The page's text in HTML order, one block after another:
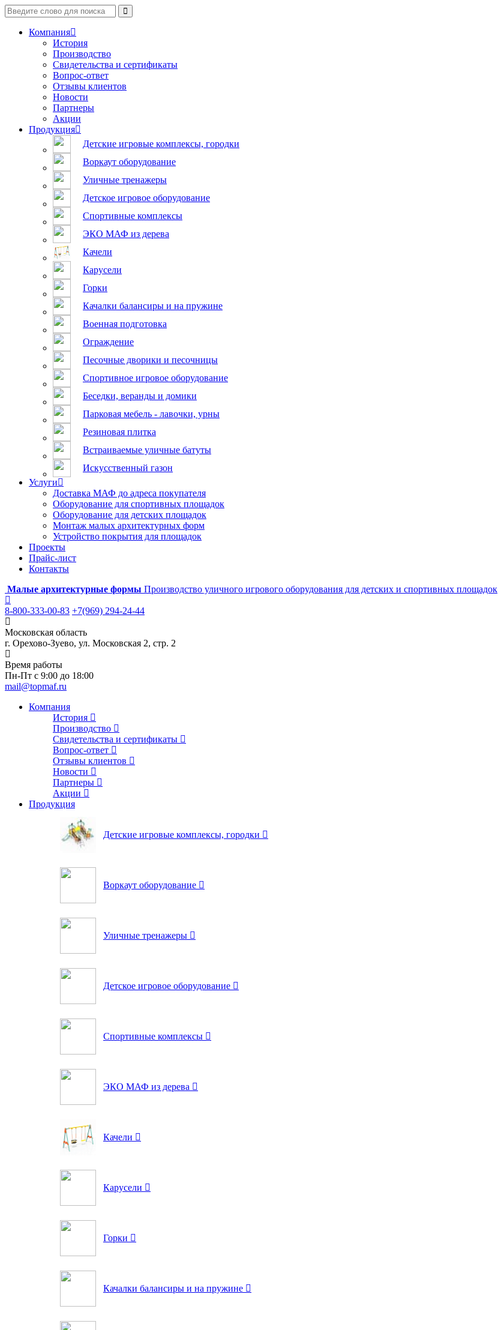
Компания
История
Производство
Свидетельства и сертификаты
Вопрос-ответ
Отзывы клиентов
Новости
Партнеры
Акции
Продукция
Детские игровые комплексы, городки
Воркаут оборудование
Уличные тренажеры
Детское игровое оборудование
Спортивные комплексы
ЭКО МАФ из дерева
Качели
Карусели
Горки
Качалки балансиры и на пружине
Военная подготовка
Ограждение
Песочные дворики и песочницы
Спортивное игровое оборудование
Беседки, веранды и домики
Парковая мебель - лавочки, урны
Резиновая плитка
Встраиваемые уличные батуты
Искусственный газон
Услуги
Доставка МАФ до адреса покупателя
Оборудование для спортивных площадок
Оборудование для детских площадок
Монтаж малых архитектурных форм
Устройство покрытия для площадок
Проекты
Прайс-лист
Контакты
Малые архитектурные формы Производство уличного игрового оборудования для детских и спортивных площадок
8-800-333-00-83 +7(969) 294-24-44
Московская область
г. Орехово-Зуево, ул. Московская 2, стр. 2
Время работы
Пн-Пт с 9:00 до 18:00
mail@topmaf.ru
Компания
История
Производство
Свидетельства и сертификаты
Вопрос-ответ
Отзывы клиентов
Новости
Партнеры
Акции
Продукция
Детские игровые комплексы, городки
Воркаут оборудование
Уличные тренажеры
Детское игровое оборудование
Спортивные комплексы
ЭКО МАФ из дерева
Качели
Карусели
Горки
Качалки балансиры и на пружине